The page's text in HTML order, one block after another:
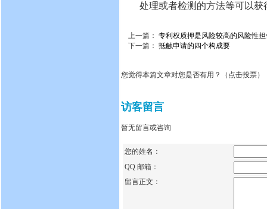
处理或者检测的方法等可以
上一篇： 专利权质押是风险较高的风险性
下一篇： 抵触申请的四个构成要
您觉得本篇文章对您是否有用？（点击投票）
访客留言
暂无留言或咨询
您的姓名：
QQ 邮箱：
留言正文：